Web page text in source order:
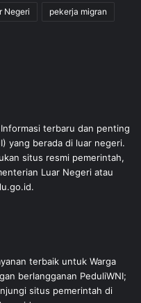
Negeri pekerja migran
terbaru dan penting
yang berada di luar negeri.
situs resmi pemerintah,
Luar Negeri atau
terbaik untuk Warga
berlangganan PeduliWNI;
situs pemerintah di